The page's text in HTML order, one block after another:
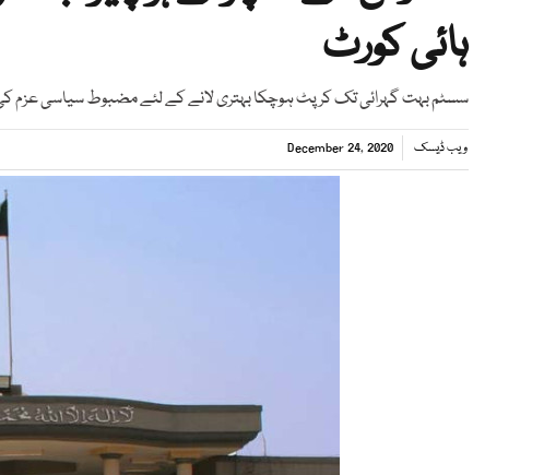
ہائی کورٹ
سسٹم بہت گہرائی تک کرپٹ ہوچکا بہتری لانے کے لئے مضبوط سیاسی عزم
ویب ڈیسک December 24, 2020